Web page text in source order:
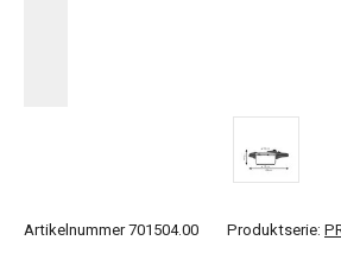
Artikelnummer 701504.00 Produktserie: